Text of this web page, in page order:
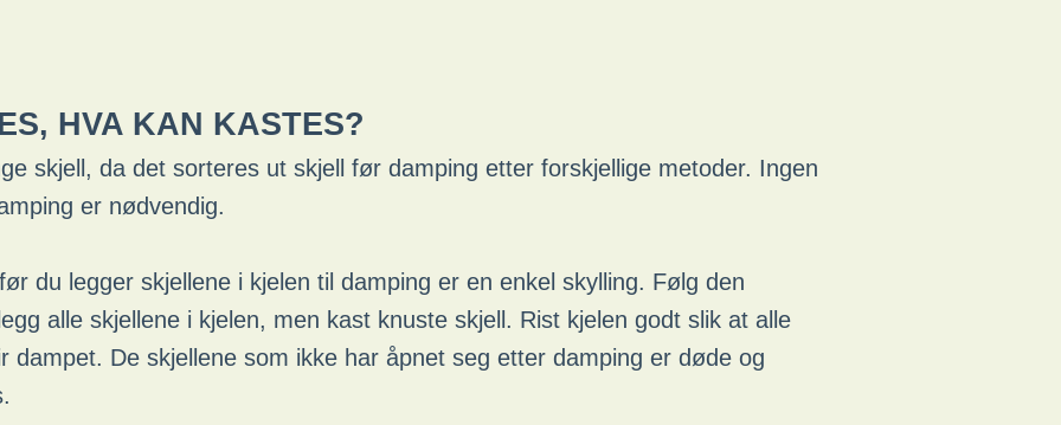
HVA KAN KASTES?
skjell, da det sorteres ut skjell før damping etter forskjellige metoder. Ingen
er nødvendig.
du legger skjellene i kjelen til damping er en enkel skylling. Følg den
alle skjellene i kjelen, men kast knuste skjell. Rist kjelen godt slik at alle
dampet. De skjellene som ikke har åpnet seg etter damping er døde og